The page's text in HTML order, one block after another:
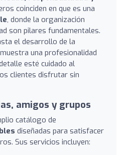
coinciden en que es una
, donde la organización
son pilares fundamentales.
el desarrollo de la
una profesionalidad
esté cuidado al
clientes disfrutar sin
amigos y grupos
catálogo de
diseñadas para satisfacer
Sus servicios incluyen: